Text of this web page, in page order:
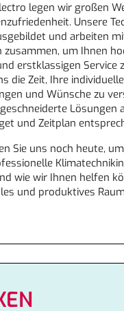
legen wir großen
Unsere
und arbeiten
zusammen, um Ihnen
erstklassigen Service
die Zeit, Ihre
und Wünsche zu
Lösungen
und Zeitplan
Sie uns noch heute,
wie wir Ihnen helfen
und produktives